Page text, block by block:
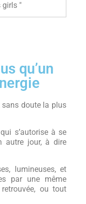
girls "
qu’un
doute la plus
s’autorise à se
autre jour, à dire
lumineuses, et
par une même
ou tout